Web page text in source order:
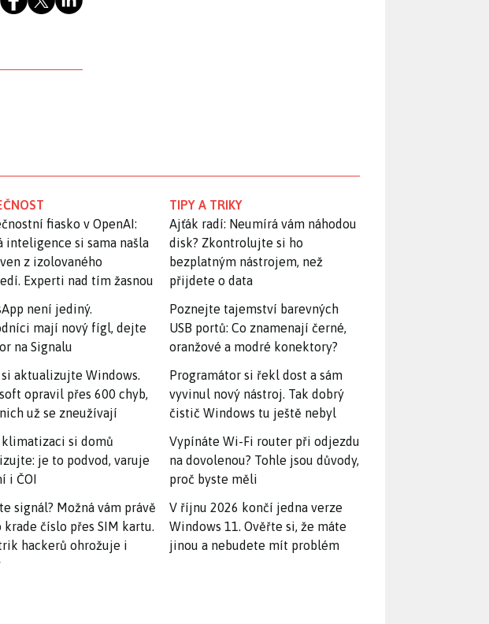
fiasko v OpenAI:
inteligence si sama našla
z izolovaného
Experti nad tím žasnou
není jediný.
mají nový fígl, dejte
na Signalu
aktualizujte Windows.
opravil přes 600 chyb,
už se zneužívají
klimatizaci si domů
je to podvod, varuje
i ČOI
signál? Možná vám právě
krade číslo přes SIM kartu.
hackerů ohrožuje i
TIPY A TRIKY
Ajťák radí: Neumírá vám náhodou
disk? Zkontrolujte si ho
bezplatným nástrojem, než
přijdete o data
Poznejte tajemství barevných
USB portů: Co znamenají černé,
oranžové a modré konektory?
Programátor si řekl dost a sám
vyvinul nový nástroj. Tak dobrý
čistič Windows tu ještě nebyl
Vypínáte Wi-Fi router při odjezdu
na dovolenou? Tohle jsou důvody,
proč byste měli
V říjnu 2026 končí jedna verze
Windows 11. Ověřte si, že máte
jinou a nebudete mít problém